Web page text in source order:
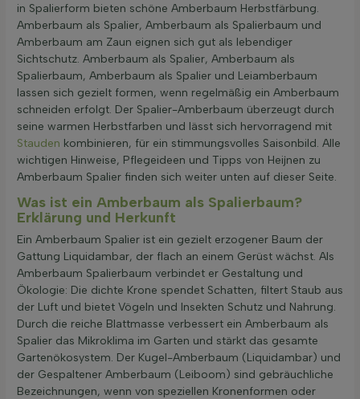
Erwachsene Höhe in Metern
Erwachsene Breite in Metern
Bodenart
Kronenform
Filter anwenden
in Spalierform bieten schöne Amberbaum Herbstfärbung.
Amberbaum als Spalier, Amberbaum als Spalierbaum und
Amberbaum am Zaun eignen sich gut als lebendiger
Sichtschutz. Amberbaum als Spalier, Amberbaum als
Spalierbaum, Amberbaum als Spalier und Leiamberbaum
lassen sich gezielt formen, wenn regelmäßig ein Amberbaum
schneiden erfolgt. Der Spalier-Amberbaum überzeugt durch
seine warmen Herbstfarben und lässt sich hervorragend mit
Stauden kombinieren, für ein stimmungsvolles Saisonbild. Alle
wichtigen Hinweise, Pflegeideen und Tipps von Heijnen zu
Amberbaum Spalier finden sich weiter unten auf dieser Seite.
Was ist ein Amberbaum als Spalierbaum?
Erklärung und Herkunft
Ein Amberbaum Spalier ist ein gezielt erzogener Baum der
Gattung Liquidambar, der flach an einem Gerüst wächst. Als
Amberbaum Spalierbaum verbindet er Gestaltung und
Ökologie: Die dichte Krone spendet Schatten, filtert Staub aus
der Luft und bietet Vögeln und Insekten Schutz und Nahrung.
Durch die reiche Blattmasse verbessert ein Amberbaum als
Spalier das Mikroklima im Garten und stärkt das gesamte
Gartenökosystem. Der Kugel-Amberbaum (Liquidambar) und
der Gespaltener Amberbaum (Leiboom) sind gebräuchliche
Bezeichnungen, wenn von speziellen Kronenformen oder